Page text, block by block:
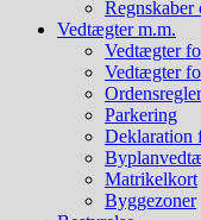
Regnskaber
Vedtægter m.m.
Vedtægter
Vedtægter
Parkering
Deklaration
Matrikelkort
Byggezoner